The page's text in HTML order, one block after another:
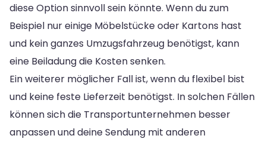
diese Option sinnvoll sein könnte. Wenn du zum
Beispiel nur einige Möbelstücke oder Kartons hast
und kein ganzes Umzugsfahrzeug benötigst, kann
eine Beiladung die Kosten senken.
Ein weiterer möglicher Fall ist, wenn du flexibel bist
und keine feste Lieferzeit benötigst. In solchen Fällen
können sich die Transportunternehmen besser
anpassen und deine Sendung mit anderen